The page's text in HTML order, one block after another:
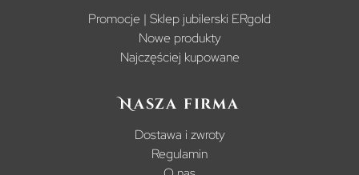
Promocje | Sklep jubilerski ERgold
Nowe produkty
Najczęściej kupowane
Nasza firma
Dostawa i zwroty
Regulamin